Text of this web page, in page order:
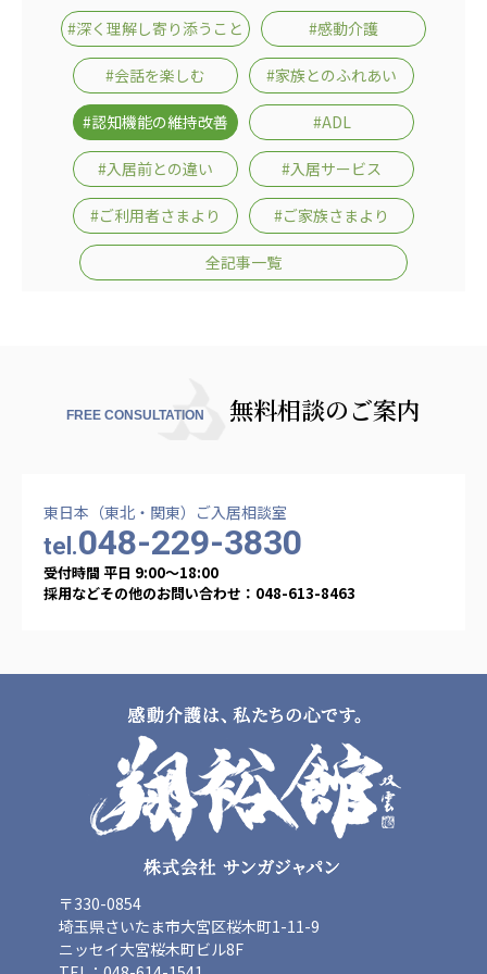
あげお共生の家
医療法人 京都翔医会
西京都病院
西京都クリニック
洛桂の郷
桂寿の郷
訪問看護ステーション秋桜
上桂の郷
ファミリエール吉祥院
教育（共に生きる仲間達）
浦和学院高等学校
ーツクラブ
特定非営利活動法人アート応援隊
その他
株式会社フラワーコミュニティ放送
Medicare Lead Japan
株式会社日本医科学研究所
特定非営利活動法人共生フォーラム
一般社団法人フードラボジャパン
特定非営利活動法人日本医療福祉機構
株式会社アメックファーマシー
#深く理解し寄り添うこと #感動介護
#会話を楽しむ #家族とのふれあい
#認知機能の維持改善 #ADL
#入居前との違い #入居サービス
#ご利用者さまより #ご家族さまより
全記事一覧
FREE CONSULTATION 無料相談のご案内
東日本（東北・関東）ご入居相談室
tel.048-229-3830
受付時間 平日 9:00〜18:00
採用などその他のお問い合わせ：048-613-8463
〒330-0854
埼玉県さいたま市大宮区桜木町1-11-9
ニッセイ大宮桜木町ビル8F